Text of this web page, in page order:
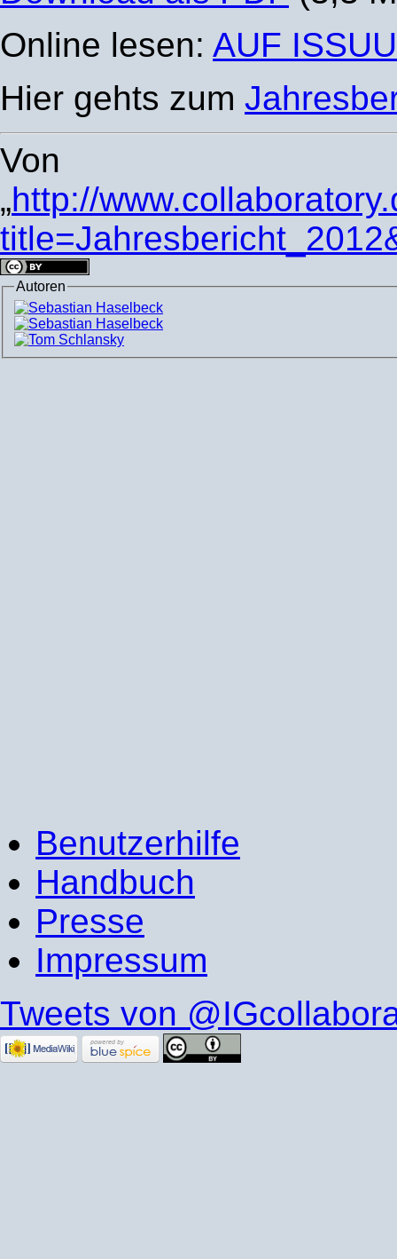
Online lesen: AUF ISSUU
Hier gehts zum
Von
„http://
Autoren
Benutzerhilfe
Handbuch
Presse
Impressum
Tweets von